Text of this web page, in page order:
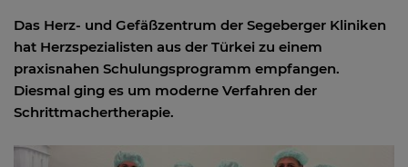
Das Herz- und Gefäßzentrum der Segeberger Kliniken
hat Herzspezialisten aus der Türkei zu einem
praxisnahen Schulungsprogramm empfangen.
Diesmal ging es um moderne Verfahren der
Schrittmachertherapie.